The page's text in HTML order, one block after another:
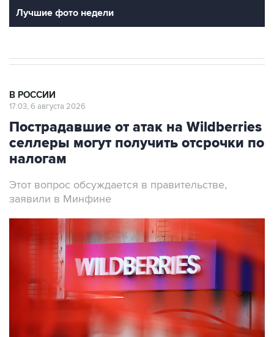
Лучшие фото недели
В РОССИИ
17:03, 6 августа 2026
Пострадавшие от атак на Wildberries
селлеры могут получить отсрочки по
налогам
Этот вопрос обсуждается в правительстве,
заявили в Минфине